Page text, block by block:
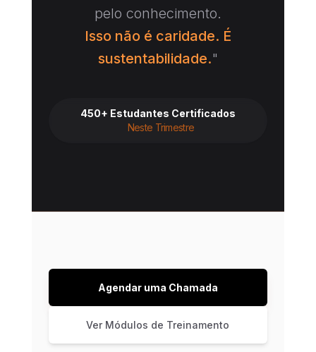
pelo conhecimento.
Isso não é caridade. É
sustentabilidade."
450+ Estudantes Certificados
Neste Trimestre
Agendar uma Chamada
Ver Módulos de Treinamento